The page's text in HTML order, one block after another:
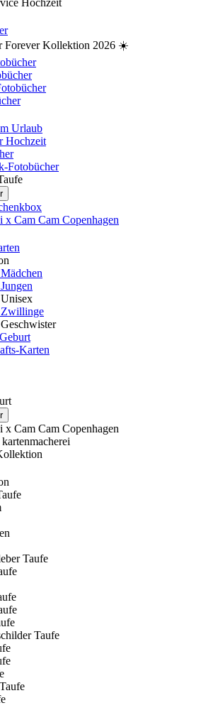
Hochzeit
Forever Kollektion 2026 ☀️
Urlaub
Hochzeit
Fotobücher
x Cam Cam Copenhagen
Zwillinge
Karten
x Cam Cam Copenhagen
Taufe
Taufe